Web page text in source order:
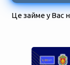
Це займе у Вас